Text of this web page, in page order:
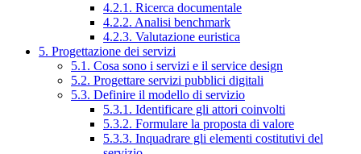
4.2.1. Ricerca documentale
4.2.2. Analisi benchmark
4.2.3. Valutazione euristica
5. Progettazione dei servizi
5.1. Cosa sono i servizi e il service design
5.2. Progettare servizi pubblici digitali
5.3. Definire il modello di servizio
5.3.1. Identificare gli attori coinvolti
5.3.2. Formulare la proposta di valore
5.3.3. Inquadrare gli elementi costitutivi del